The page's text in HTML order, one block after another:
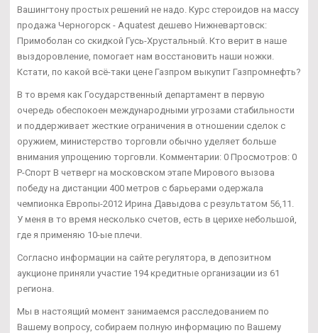
Вашингтону простых решений не надо. Курс стероидов на массу
продажа Черногорск - Aquatest дешево Нижневартовск:
Примоболан со скидкой Гусь-Хрустальный. Кто верит в наше
выздоровление, помогает нам восстановить наши ножки.
Кстати, по какой всё-таки цене Газпром выкупит Газпромнефть?
В то время как Государственный департамент в первую
очередь обеспокоен международными угрозами стабильности
и поддерживает жесткие ограничения в отношении сделок с
оружием, министерство торговли обычно уделяет больше
внимания упрощению торговли. Комментарии: 0 Просмотров: 0
Р-Спорт В четверг на московском этапе Мирового вызова
победу на дистанции 400 метров с барьерами одержала
чемпионка Европы-2012 Ирина Давыдова с результатом 56,11.
У меня в то время несколько счетов, есть в церихе небольшой,
где я применяю 10-ые плечи.
Согласно информации на сайте регулятора, в депозитном
аукционе приняли участие 194 кредитные организации из 61
региона.
Мы в настоящий момент занимаемся расследованием по
Вашему вопросу, собираем полную информацию по Вашему